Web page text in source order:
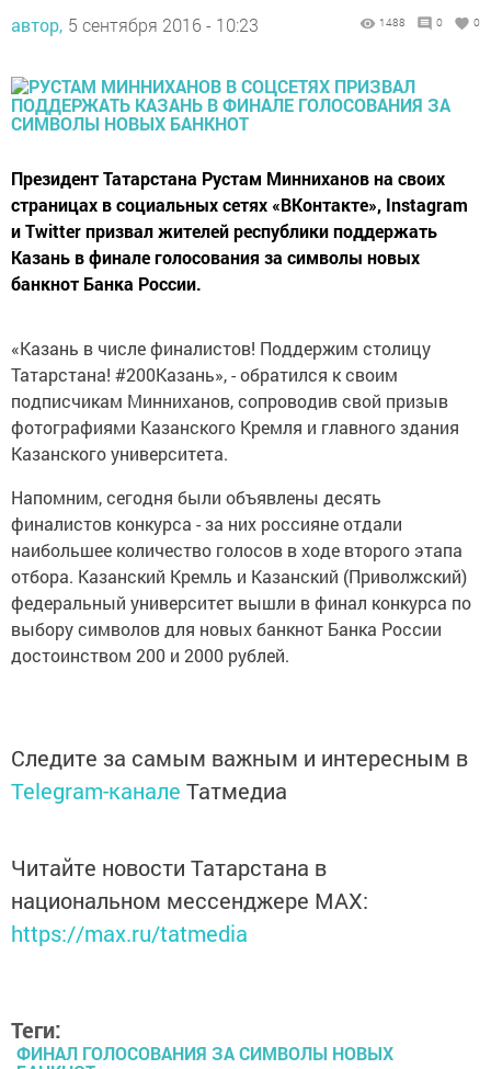
автор, 5 сентября 2016 - 10:23 1488 0 0
Президент Татарстана Рустам Минниханов на своих
страницах в социальных сетях «ВКонтакте», Instagram
и Twitter призвал жителей республики поддержать
Казань в финале голосования за символы новых
банкнот Банка России.
«Казань в числе финалистов! Поддержим столицу
Татарстана! #200Казань», - обратился к своим
подписчикам Минниханов, сопроводив свой призыв
фотографиями Казанского Кремля и главного здания
Казанского университета.
Напомним, сегодня были объявлены десять
финалистов конкурса - за них россияне отдали
наибольшее количество голосов в ходе второго этапа
отбора. Казанский Кремль и Казанский (Приволжский)
федеральный университет вышли в финал конкурса по
выбору символов для новых банкнот Банка России
достоинством 200 и 2000 рублей.
Следите за самым важным и интересным в
Telegram-канале Татмедиа
Читайте новости Татарстана в
национальном мессенджере MАХ:
https://max.ru/tatmedia
Теги:
ФИНАЛ ГОЛОСОВАНИЯ ЗА СИМВОЛЫ НОВЫХ